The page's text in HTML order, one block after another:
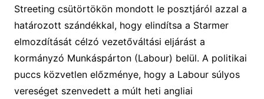
Streeting csütörtökön mondott le posztjáról azzal a
határozott szándékkal, hogy elindítsa a Starmer
elmozdítását célzó vezetőváltási eljárást a
kormányzó Munkáspárton (Labour) belül. A politikai
puccs közvetlen előzménye, hogy a Labour súlyos
vereséget szenvedett a múlt heti angliai